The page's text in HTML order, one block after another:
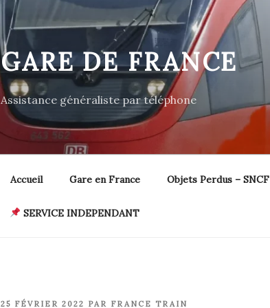
GARE DE FRANCE
Assistance généraliste par téléphone
Accueil Gare en France Objets Perdus – SNCF
SERVICE INDEPENDANT
PUBLIÉ
25 FÉVRIER 2022 PAR FRANCE TRAIN